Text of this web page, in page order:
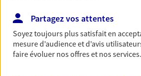
bâtissons ensemble des solutions
vous-même et votre famille.
Partagez vos attentes
Soyez toujours plus satisfait en
mesure d’audience et d’avis
faire évoluer nos offres et nos services.